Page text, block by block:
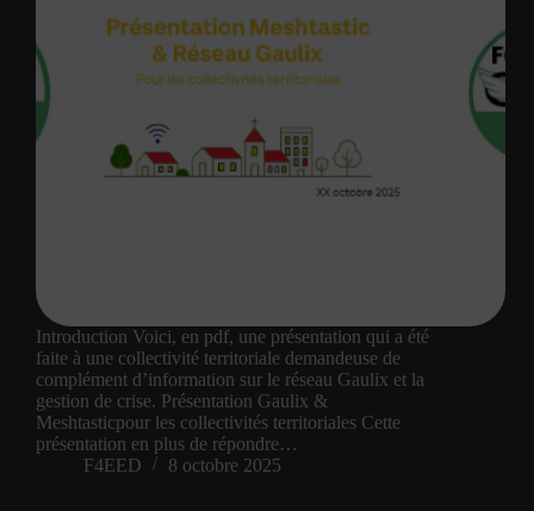
Introduction Voici, en pdf, une présentation qui a été
faite à une collectivité territoriale demandeuse de
complément d’information sur le réseau Gaulix et la
gestion de crise. Présentation Gaulix &
Meshtasticpour les collectivités territoriales Cette
présentation en plus de répondre…
F4EED
8 octobre 2025